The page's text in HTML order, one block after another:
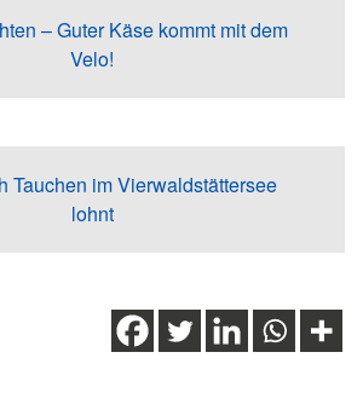
– Guter Käse kommt mit dem
Velo!
Tauchen im Vierwaldstättersee
lohnt